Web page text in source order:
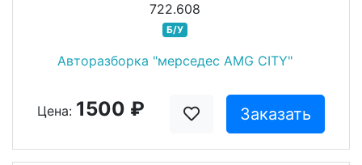
722.608
Б/У
Авторазборка "мерседес AMG CITY"
Цена: 1500 ₽ Заказать